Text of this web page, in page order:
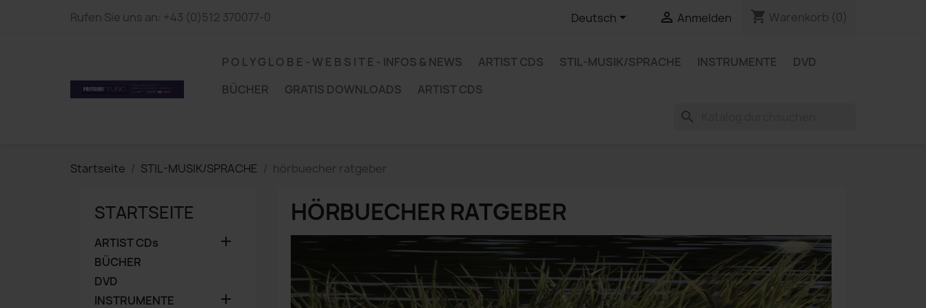
Rufen Sie uns an: +43 (0)512 370077-0 Deutsch  Anmelden shopping_cart Warenkorb (0)
P O L Y G L O B E - W E B S I T E - INFOS & NEWS ARTIST CDS STIL-MUSIK/SPRACHE INSTRUMENTE
DVD
BÜCHER
GRATIS DOWNLOADS ARTIST CDS
search
Startseite STIL-MUSIK/SPRACHE hörbuecher ratgeber
STARTSEITE
ARTIST CDs 
BÜCHER
DVD
INSTRUMENTE

HÖRBUECHER RATGEBER